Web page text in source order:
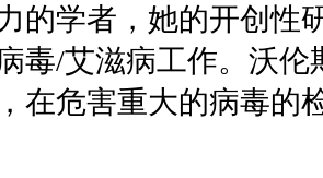
的学者，她的开创性
毒/艾滋病工作。沃伦
在危害重大的病毒的